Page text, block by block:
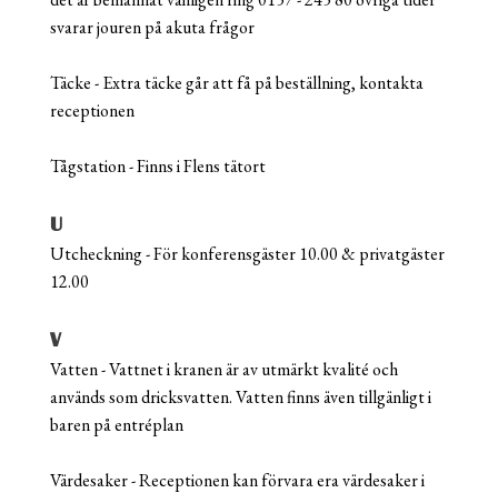
svarar jouren på akuta frågor
Täcke - Extra täcke går att få på beställning, kontakta
receptionen
Tågstation - Finns i Flens tätort
U
Utcheckning - För konferensgäster 10.00 & privatgäster
12.00
V
Vatten - Vattnet i kranen är av utmärkt kvalité och
används som dricksvatten. Vatten finns även tillgänligt i
baren på entréplan
Värdesaker - Receptionen kan förvara era värdesaker i